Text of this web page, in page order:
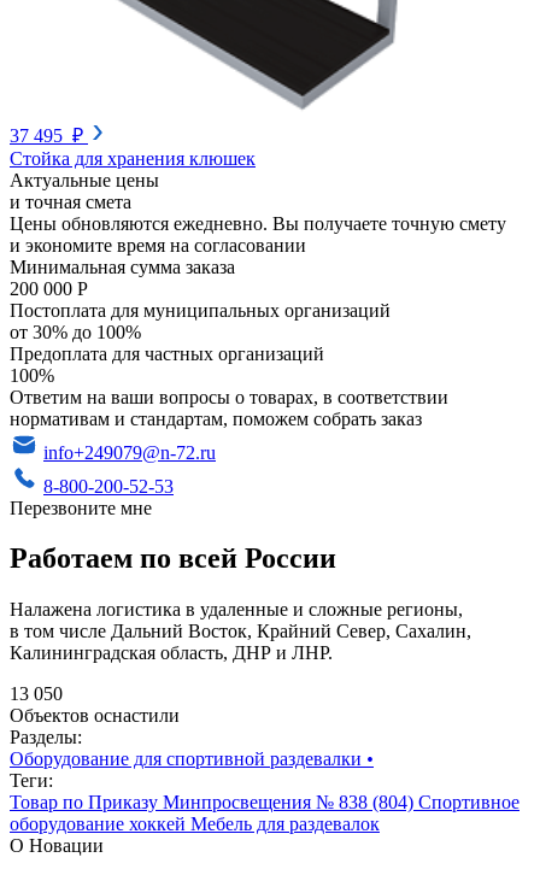
37 495 ₽
Стойка для хранения клюшек
Актуальные цены
и точная смета
Цены обновляются ежедневно. Вы получаете точную смету
и экономите время на согласовании
Минимальная сумма заказа
200 000 Р
Постоплата для муниципальных организаций
от 30% до 100%
Предоплата для частных организаций
100%
Ответим на ваши вопросы о товарах, в соответствии
нормативам и стандартам, поможем собрать заказ
info+249079@n-72.ru
8-800-200-52-53
Перезвоните мне
Работаем по всей России
Налажена логистика в удаленные и сложные регионы,
в том числе Дальний Восток, Крайний Север, Сахалин,
Калининградская область, ДНР и ЛНР.
13 050
Объектов оснастили
Разделы:
Оборудование для спортивной раздевалки •
Теги:
Товар по Приказу Минпросвещения № 838 (804) Спортивное
оборудование хоккей Мебель для раздевалок
О Новации